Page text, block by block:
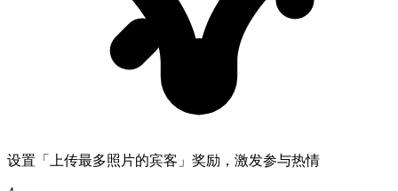
设置「上传最多照片的宾客」奖励，激发参与热情